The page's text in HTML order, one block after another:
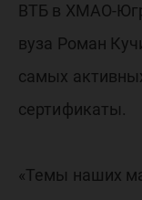
ВТБ в ХМАО-
вуза Роман
самых
сертификаты.
«Темы наших